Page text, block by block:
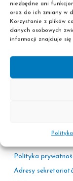
niezbędne ani
oraz do ich zmiany w
Korzystanie z plików
danych osobowych
informacji znajduje się
Szkoła policealna
Informacje
Polityka
Adresy